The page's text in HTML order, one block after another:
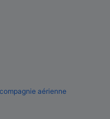
aérienne